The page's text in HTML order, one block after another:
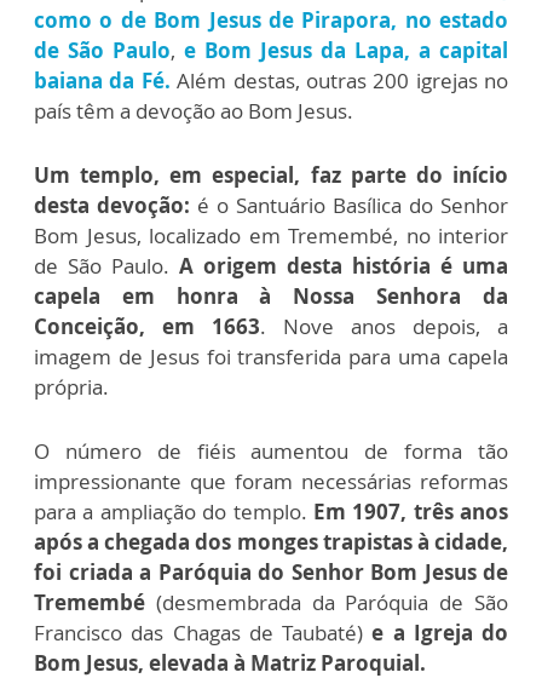
como o de Bom Jesus de Pirapora, no estado
de São Paulo, e Bom Jesus da Lapa, a capital
baiana da Fé. Além destas, outras 200 igrejas no
país têm a devoção ao Bom Jesus.
Um templo, em especial, faz parte do início
desta devoção: é o Santuário Basílica do Senhor
Bom Jesus, localizado em Tremembé, no interior
de São Paulo. A origem desta história é uma
capela em honra à Nossa Senhora da
Conceição, em 1663. Nove anos depois, a
imagem de Jesus foi transferida para uma capela
própria.
O número de fiéis aumentou de forma tão
impressionante que foram necessárias reformas
para a ampliação do templo. Em 1907, três anos
após a chegada dos monges trapistas à cidade,
foi criada a Paróquia do Senhor Bom Jesus de
Tremembé (desmembrada da Paróquia de São
Francisco das Chagas de Taubaté)e a Igreja do
Bom Jesus, elevada à Matriz Paroquial.